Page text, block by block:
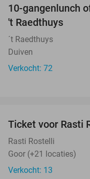
NEW
TODAY
10-gangenlunch
't Raedthuys
´t Raedthuys
Duiven
Verkocht: 72
TODAY
Ticket voor Rasti
Rasti Rostelli
Goor (+21 locaties)
Verkocht: 13